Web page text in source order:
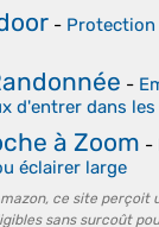
-
-
d'entrer dans
à Zoom -
éclairer large
ce site perçoit
sans surcoût